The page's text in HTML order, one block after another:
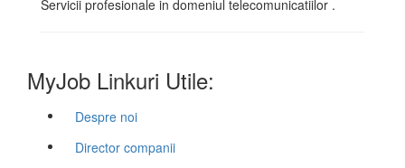
Servicii profesionale in domeniul telecomunicatiilor .
MyJob Linkuri Utile:
Despre noi
Director companii